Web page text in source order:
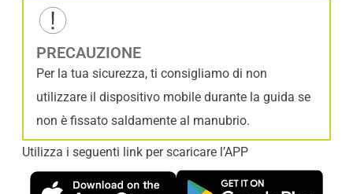
PRECAUZIONE
Per la tua sicurezza, ti consigliamo di non
utilizzare il dispositivo mobile durante la guida se
non è fissato saldamente al manubrio.
Utilizza i seguenti link per scaricare l’APP